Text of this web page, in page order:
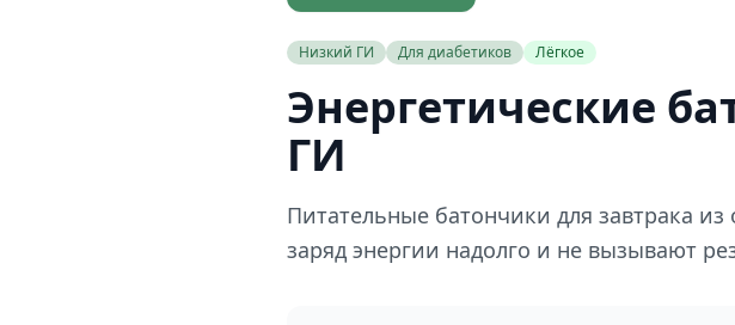
Низкий ГИ Для диабетиков Лёгкое
Энергетические
ГИ
Питательные батончики для завтрака
заряд энергии надолго и не вызывают